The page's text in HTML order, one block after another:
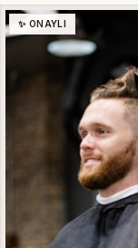
✨ ONAYLI